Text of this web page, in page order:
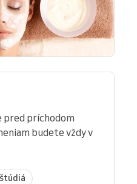
príchodom
budete vždy v